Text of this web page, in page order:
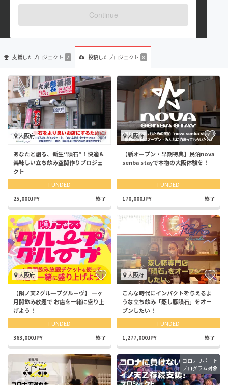
Continue
出身国：日本 出身地：大阪府
支援したプロジェクト 2 投稿したプロジェクト 8
大阪府
あなたと創る、新生“隕石”！快適＆
美味しい立ち飲み空間作りプロジェ
クト
FUNDED
25,000JPY 終了
大阪府
【新オープン・早期特典】民泊nova
senba stayで本物の大阪体験を！
FUNDED
170,000JPY 終了
大阪府
【隕ノ天Zグループグルーヴ】 一ヶ
月間飲み放題で お店を一緒に盛り上
げよう！
FUNDED
363,000JPY 終了
大阪府
こんな時代にインパクトを与えるよ
うな立ち飲み「蒸し豚隕石」をオー
プンしたい！
FUNDED
1,277,000JPY 終了
コロナサポート
プログラム対象